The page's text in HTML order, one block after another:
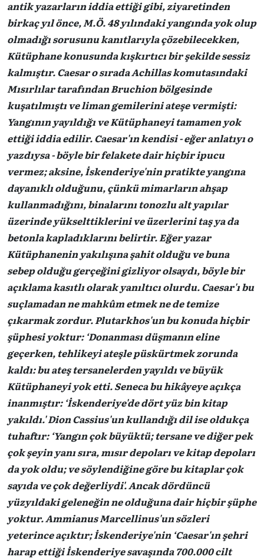
antik yazarların iddia ettiği gibi, ziyaretinden
birkaç yıl önce, M.Ö. 48 yılındaki yangında yok olup
olmadığı sorusunu kanıtlarıyla çözebilecekken,
Kütüphane konusunda kışkırtıcı bir şekilde sessiz
kalmıştır. Caesar o sırada Achillas komutasındaki
Mısırlılar tarafından Bruchion bölgesinde
kuşatılmıştı ve liman gemilerini ateşe vermişti:
Yangının yayıldığı ve Kütüphaneyi tamamen yok
ettiği iddia edilir. Caesar'ın kendisi - eğer anlatıyı o
yazdıysa - böyle bir felakete dair hiçbir ipucu
vermez; aksine, İskenderiye'nin pratikte yangına
dayanıklı olduğunu, çünkü mimarların ahşap
kullanmadığını, binalarını tonozlu alt yapılar
üzerinde yükselttiklerini ve üzerlerini taş ya da
betonla kapladıklarını belirtir. Eğer yazar
Kütüphanenin yakılışına şahit olduğu ve buna
sebep olduğu gerçeğini gizliyor olsaydı, böyle bir
açıklama kasıtlı olarak yanıltıcı olurdu. Caesar'ı bu
suçlamadan ne mahkûm etmek ne de temize
çıkarmak zordur. Plutarkhos'un bu konuda hiçbir
şüphesi yoktur: ‘Donanması düşmanın eline
geçerken, tehlikeyi ateşle püskürtmek zorunda
kaldı: bu ateş tersanelerden yayıldı ve büyük
Kütüphaneyi yok etti. Seneca bu hikâyeye açıkça
inanmıştır: ‘İskenderiye'de dört yüz bin kitap
yakıldı.' Dion Cassius'un kullandığı dil ise oldukça
tuhaftır: ‘Yangın çok büyüktü; tersane ve diğer pek
çok şeyin yanı sıra, mısır depoları ve kitap depoları
da yok oldu; ve söylendiğine göre bu kitaplar çok
sayıda ve çok değerliydi'. Ancak dördüncü
yüzyıldaki geleneğin ne olduğuna dair hiçbir şüphe
yoktur. Ammianus Marcellinus'un sözleri
yeterince açıktır; İskenderiye'nin ‘Caesar'ın şehri
harap ettiği İskenderiye savaşında 700.000 cilt